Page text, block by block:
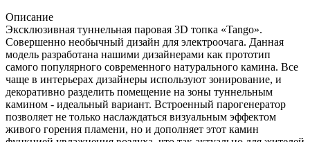
Описание
Эксклюзивная туннельная паровая 3D топка «Tango».
Совершенно необычный дизайн для электроочага. Данная
модель разработана нашими дизайнерами как прототип
самого популярного современного натурального камина. Все
чаще в интерьерах дизайнеры используют зонирование, и
декоративно разделить помещение на зоны туннельным
камином - идеальный вариант. Встроенный парогенератор
позволяет не только наслаждаться визуальным эффектом
живого горения пламени, но и дополняет этот камин